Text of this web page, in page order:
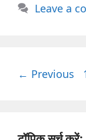
Leave a
← Previous